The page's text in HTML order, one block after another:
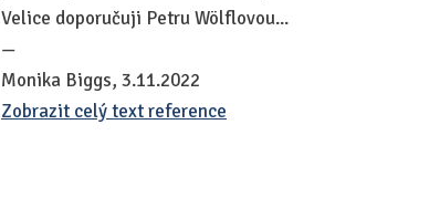
Velice doporučuji Petru Wölflovou...
—
Monika Biggs, 3.11.2022
Zobrazit celý text reference